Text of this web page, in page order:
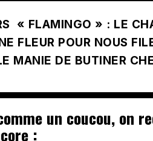
« FLAMINGO » : LE
FLEUR POUR NOUS
MANIE DE BUTINER
un coucou, on
: